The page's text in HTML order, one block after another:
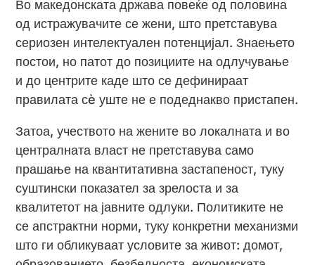
Во македонската држава повеќе од половина
од истражувачите се жени, што претставува
сериозен интелектуален потенцијал. Знаењето
постои, но патот до позициите на одлучување
и до центрите каде што се дефинираат
правилата сè уште не е подеднакво пристапен.
Затоа, учеството на жените во локалната и во
централната власт не претставува само
прашање на квантитативна застапеност, туку
суштински показател за зрелоста и за
квалитетот на јавните одлуки. Политиките не
се апстрактни норми, туку конкретни механизми
што ги обликуваат условите за живот: домот,